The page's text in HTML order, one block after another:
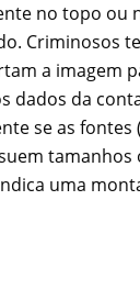
no topo ou
Criminosos
a imagem
dados da
se as fontes
tamanhos
uma